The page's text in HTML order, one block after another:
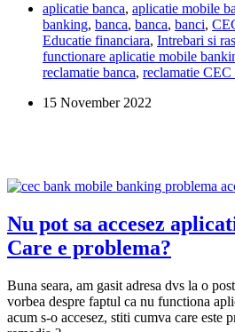
merge
aplicatia
CEC
Bank.
Exista
cu
aplicatie banca, aplicatie mobile
banking, banca, banca, banci,
Educatie financiara, Intrebari si
functionare aplicatie mobile
reclamatie banca, reclamatie
15 November 2022
Nu pot sa accesez
Care e problema?
Buna seara, am gasit adresa dvs la o
vorbea despre faptul ca nu functiona
acum s-o accesez, stiti cumva care este